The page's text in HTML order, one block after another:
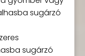
sugárzó
sugárzó